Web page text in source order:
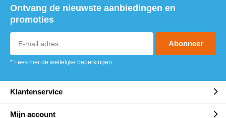
Ontvang de nieuwste aanbiedingen en
promoties
Abonneer
* Lees hier de wettelijke beperkingen
Klantenservice
Mijn account